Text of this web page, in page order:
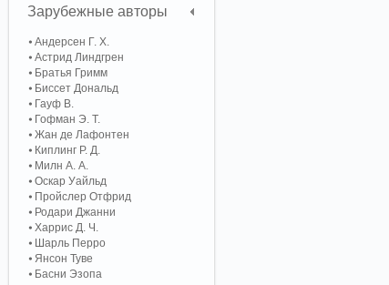
Зарубежные авторы
Андерсен Г. Х.
Астрид Линдгрен
Братья Гримм
Биссет Дональд
Гауф В.
Гофман Э. Т.
Жан де Лафонтен
Киплинг Р. Д.
Милн А. А.
Оскар Уайльд
Пройслер Отфрид
Родари Джанни
Харрис Д. Ч.
Шарль Перро
Янсон Туве
Басни Эзопа